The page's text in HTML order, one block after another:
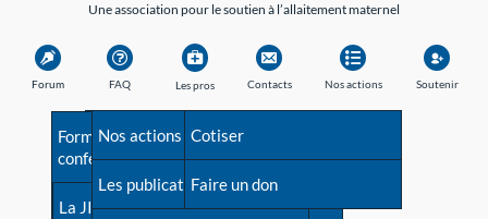
Une association pour le soutien à l’allaitement maternel
Forum FAQ
Avant la naissance
Les débuts
Les pros
Formations et
conférences
La JIA
Contacts
Besoin d'aide?
Répertoire de tous les
contacts
Nos actions
Nos actions
Les publications
Soutenir
Cotiser
Faire un don